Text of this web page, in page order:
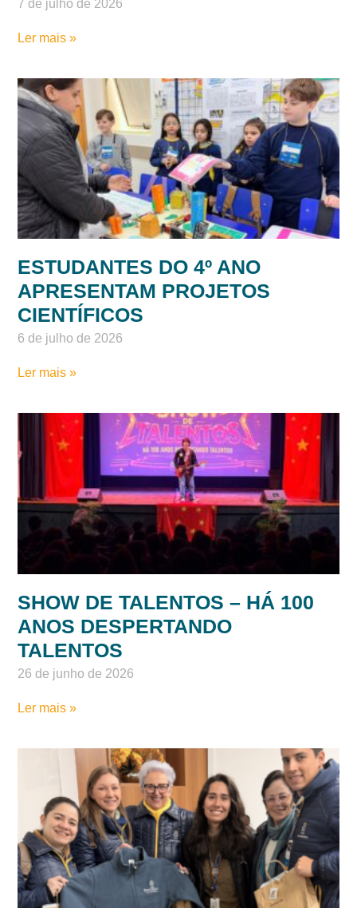
COMEÇA AQUI: NÍVEL 5
ENCANTA FAMÍLIAS EM MOSTRA
DE INVESTIGAÇÃO
7 de julho de 2026
Ler mais »
ESTUDANTES DO 4º ANO
APRESENTAM PROJETOS
CIENTÍFICOS
6 de julho de 2026
Ler mais »
SHOW DE TALENTOS – HÁ 100
ANOS DESPERTANDO
TALENTOS
26 de junho de 2026
Ler mais »